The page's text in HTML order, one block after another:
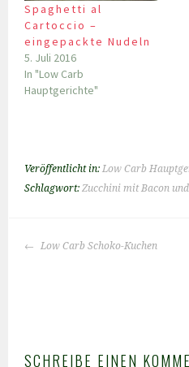
Spaghetti al
Cartoccio –
eingepackte Nudeln
5. Juli 2016
In "Low Carb
Hauptgerichte"
Veröffentlicht in:Low Carb
Schlagwort:Zucchini mit Bacon
BEITRAGS-
Low Carb Schoko-Kuchen
SCHREIBE EINEN